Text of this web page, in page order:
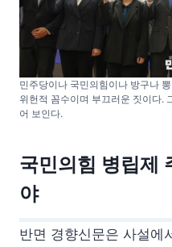
민주당이나 국민의힘이나 방구나
위헌적 꼼수이며 부끄러운 짓이다.
어 보인다.
국민의힘 병립제
야
반면 경향신문은 사설에